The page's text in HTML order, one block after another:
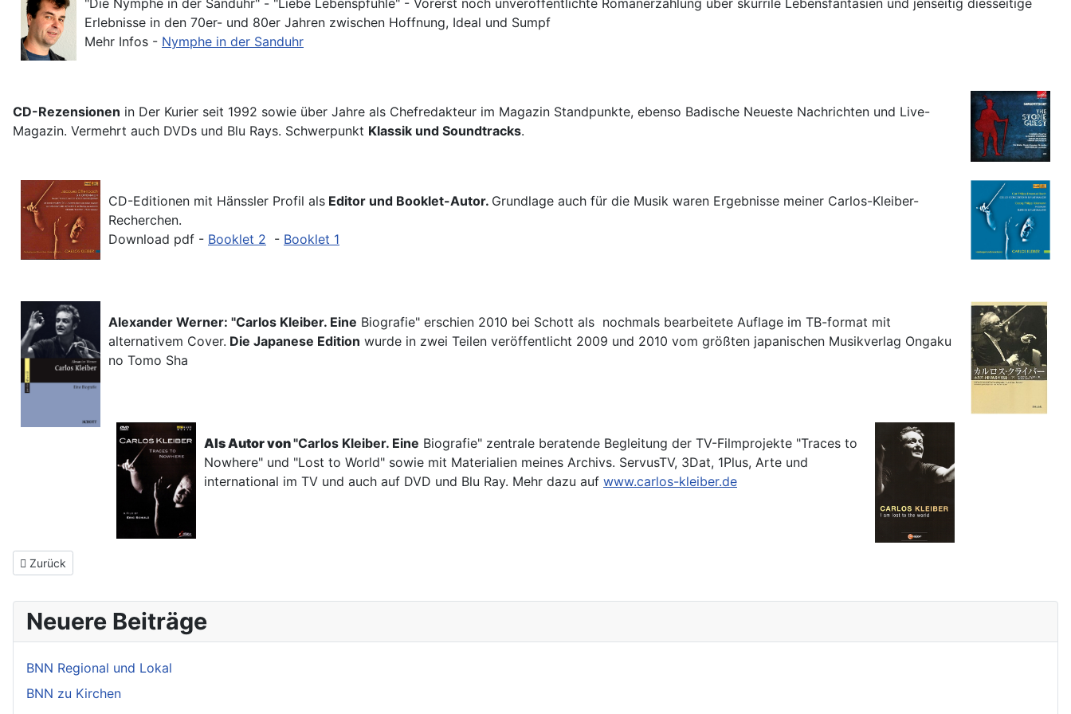
"Die Nymphe in der Sanduhr" - "Liebe Lebenspfuhle" - Vorerst noch unveröffentlichte Romanerzählung über skurrile Lebensfantasien und jenseitig diesseitige
Erlebnisse in den 70er- und 80er Jahren zwischen Hoffnung, Ideal und Sumpf
Mehr Infos - Nymphe in der Sanduhr
CD-Rezensionen in Der Kurier seit 1992 sowie über Jahre als Chefredakteur im Magazin Standpunkte, ebenso Badische Neueste Nachrichten und Live-
Magazin. Vermehrt auch DVDs und Blu Rays. Schwerpunkt Klassik und Soundtracks.
CD-Editionen mit Hänssler Profil als Editor und Booklet-Autor. Grundlage auch für die Musik waren Ergebnisse meiner Carlos-Kleiber-
Recherchen.
Download pdf - Booklet 2 - Booklet 1
Alexander Werner: "Carlos Kleiber. Eine Biografie" erschien 2010 bei Schott als nochmals bearbeitete Auflage im TB-format mit
alternativem Cover. Die Japanese Edition wurde in zwei Teilen veröffentlicht 2009 und 2010 vom größten japanischen Musikverlag Ongaku
no Tomo Sha
Als Autor von"Carlos Kleiber. Eine Biografie" zentrale beratende Begleitung der TV-Filmprojekte "Traces to
Nowhere" und "Lost to World" sowie mit Materialien meines Archivs. ServusTV, 3Dat, 1Plus, Arte und
international im TV und auch auf DVD und Blu Ray. Mehr dazu auf www.carlos-kleiber.de
Vorheriger Beitrag: Deutschland und Baden im Aufruhr
Zurück
Neuere Beiträge
BNN Regional und Lokal
BNN zu Kirchen